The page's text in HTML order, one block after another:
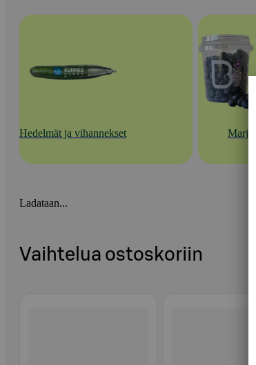
Hedelmät ja vihannekset Marjat
Ladataan...
Vaihtelua ostoskoriin